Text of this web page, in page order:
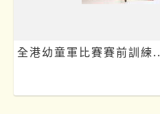
全港幼童軍比賽賽前訓練